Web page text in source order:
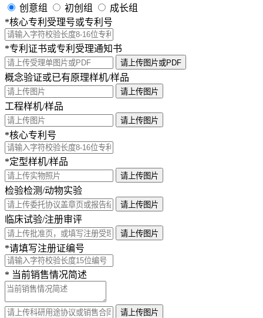
创意组
初创组
成长组
*核心专利受理号或专利号
*专利证书或专利受理通知书
请上传图片或PDF
概念验证或已有原理样机/样品
请上传图片
工程样机/样品
请上传图片
*核心专利号
*定型样机/样品
请上传图片
检验检测/动物实验
请上传图片
临床试验/注册审评
请上传图片
*请填写注册证编号
* 当前销售情况简述
请上传图片